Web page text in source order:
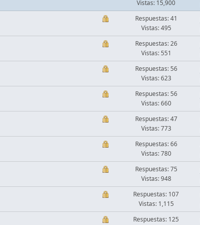
Vistas: 15,900
Respuestas: 41
Vistas: 495
Respuestas: 26
Vistas: 551
Respuestas: 56
Vistas: 623
Respuestas: 56
Vistas: 660
Respuestas: 47
Vistas: 773
Respuestas: 66
Vistas: 780
Respuestas: 75
Vistas: 948
Respuestas: 107
Vistas: 1,115
Respuestas: 125